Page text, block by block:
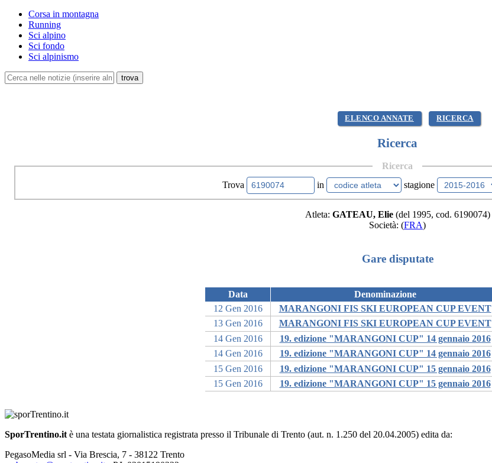
Corsa in montagna
Running
Sci alpino
Sci fondo
Sci alpinismo
ELENCO ANNATE RICERCA
Ricerca
Ricerca
Trova
in stagione
Atleta: GATEAU, Elie(del 1995, cod. 6190074)
Società: (FRA)
Gare disputate
Data Denominazione
12 Gen 2016
MARANGONI FIS SKI EUROPEAN CUP EVENT
13 Gen 2016
MARANGONI FIS SKI EUROPEAN CUP EVENT
14 Gen 2016
19. edizione "MARANGONI CUP" 14 gennaio 2016
14 Gen 2016
19. edizione "MARANGONI CUP" 14 gennaio 2016
15 Gen 2016
19. edizione "MARANGONI CUP" 15 gennaio 2016
15 Gen 2016
19. edizione "MARANGONI CUP" 15 gennaio 2016
SporTrentino.it è una testata giornalistica registrata presso il Tribunale di Trento (aut. n. 1.250 del 20.04.2005) edita da:
PegasoMedia srl - Via Brescia, 7 - 38122 Trento